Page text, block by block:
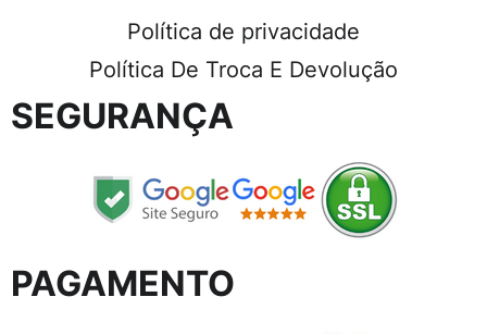
Política de privacidade
Política De Troca E Devolução
SEGURANÇA
PAGAMENTO